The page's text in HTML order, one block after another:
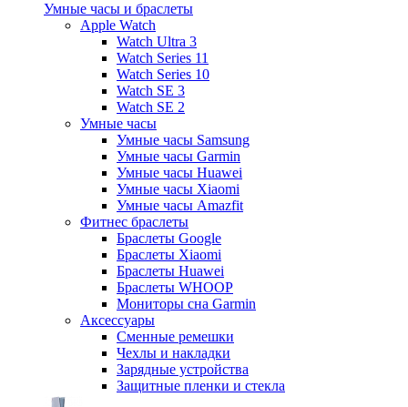
Умные часы и браслеты
Apple Watch
Watch Ultra 3
Watch Series 11
Watch Series 10
Watch SE 3
Watch SE 2
Умные часы
Умные часы Samsung
Умные часы Garmin
Умные часы Huawei
Умные часы Xiaomi
Умные часы Amazfit
Фитнес браслеты
Браслеты Google
Браслеты Xiaomi
Браслеты Huawei
Браслеты WHOOP
Мониторы сна Garmin
Аксессуары
Сменные ремешки
Чехлы и накладки
Зарядные устройства
Защитные пленки и стекла